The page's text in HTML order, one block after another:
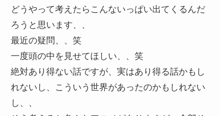
どうやって考えたらこんないっぱい出てくるんだ
ろうと思います、、
最近の疑問、、笑
一度頭の中を見せてほしい、、笑
絶対あり得ない話ですが、実はあり得る話かもし
れないし、こういう世界があったのかもしれない
し、、